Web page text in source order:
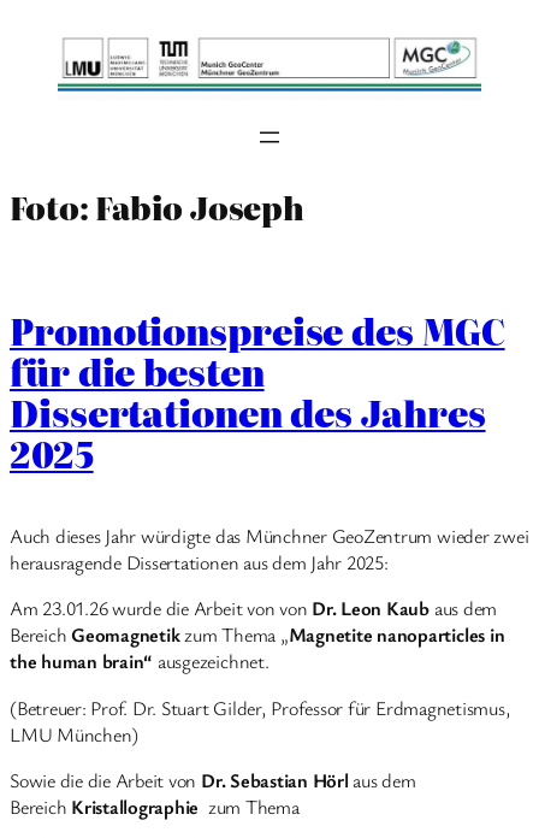
content
Foto: Fabio Joseph
Promotionspreise des MGC
für die besten
Dissertationen des Jahres
2025
Auch dieses Jahr würdigte das Münchner GeoZentrum wieder zwei
herausragende Dissertationen aus dem Jahr 2025:
Am 23.01.26 wurde die Arbeit von von Dr. Leon Kaubaus dem
BereichGeomagnetikzum Thema „Magnetite nanoparticles in
the human brain“ ausgezeichnet.
(Betreuer: Prof. Dr. Stuart Gilder, Professor für Erdmagnetismus,
LMU München)
Sowie die die Arbeit von Dr. Sebastian Hörlaus dem
Bereich Kristallographie zum Thema